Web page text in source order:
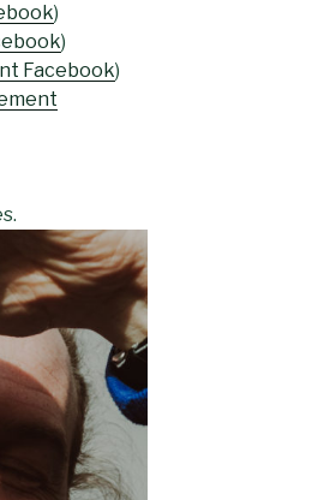
)
)
Facebook)